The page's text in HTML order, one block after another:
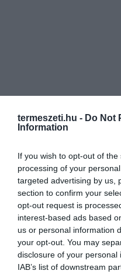
termeszeti.hu - Do Not
Information
If you wish to opt-out of
processing of your
targeted advertising by us,
section to confirm your
opt-out request is
interest-based ads based
us or personal information
your opt-out. You may
disclosure of your
IAB’s list of downstream
A TÁRSADALMI